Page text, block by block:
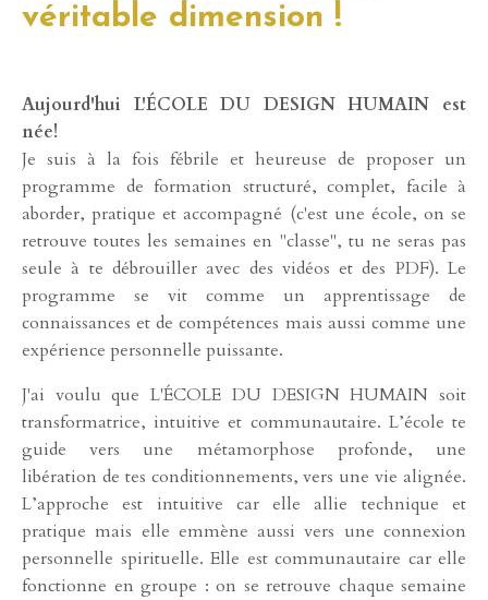
véritable dimension !
Aujourd'hui L'ÉCOLE DU DESIGN HUMAIN est
née!
Je suis à la fois fébrile et heureuse de proposer un
programme de formation structuré, complet, facile à
aborder, pratique et accompagné (c'est une école, on se
retrouve toutes les semaines en "classe", tu ne seras pas
seule à te débrouiller avec des vidéos et des PDF). Le
programme se vit comme un apprentissage de
connaissances et de compétences mais aussi comme une
expérience personnelle puissante.
J'ai voulu que L'ÉCOLE DU DESIGN HUMAIN soit
transformatrice, intuitive et communautaire. L’école te
guide vers une métamorphose profonde, une
libération de tes conditionnements, vers une vie alignée.
L’approche est intuitive car elle allie technique et
pratique mais elle emmène aussi vers une connexion
personnelle spirituelle. Elle est communautaire car elle
fonctionne en groupe : on se retrouve chaque semaine